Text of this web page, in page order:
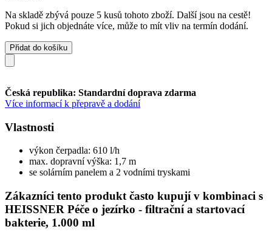
Na skladě zbývá pouze 5 kusů tohoto zboží. Další jsou na cestě!
Pokud si jich objednáte více, může to mít vliv na termín dodání.
Přidat do košíku
Česká republika: Standardní doprava zdarma
Více informací k přepravě a dodání
Vlastnosti
výkon čerpadla: 610 l/h
max. dopravní výška: 1,7 m
se solárním panelem a 2 vodními tryskami
Zákazníci tento produkt často kupují v kombinaci s
HEISSNER Péče o jezírko - filtrační a startovací
bakterie, 1.000 ml